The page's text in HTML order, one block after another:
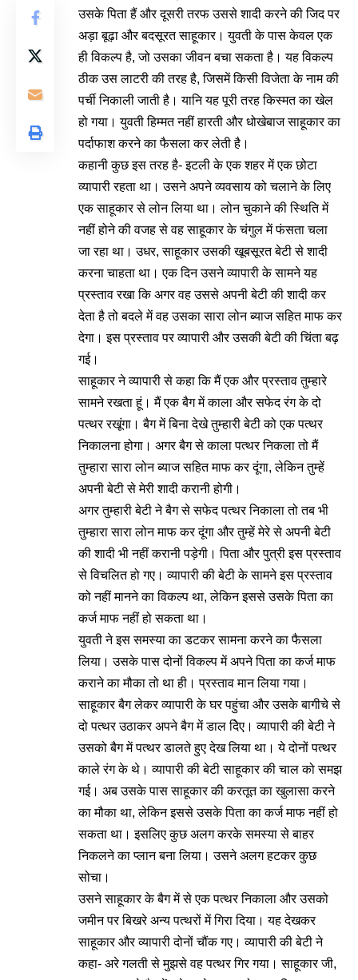
उसके पिता हैं और दूसरी तरफ उससे शादी करने की जिद पर
अड़ा बूढ़ा और बदसूरत साहूकार। युवती के पास केवल एक
ही विकल्प है, जो उसका जीवन बचा सकता है। यह विकल्प
ठीक उस लाटरी की तरह है, जिसमें किसी विजेता के नाम की
पर्ची निकाली जाती है। यानि यह पूरी तरह किस्मत का खेल
हो गया। युवती हिम्मत नहीं हारती और धोखेबाज साहूकार का
पर्दाफाश करने का फैसला कर लेती है।
कहानी कुछ इस तरह है- इटली के एक शहर में एक छोटा
व्यापारी रहता था। उसने अपने व्यवसाय को चलाने के लिए
एक साहूकार से लोन लिया था। लोन चुकाने की स्थिति में
नहीं होने की वजह से वह साहूकार के चंगुल में फंसता चला
जा रहा था। उधर, साहूकार उसकी खूबसूरत बेटी से शादी
करना चाहता था। एक दिन उसने व्यापारी के सामने यह
प्रस्ताव रखा कि अगर वह उससे अपनी बेटी की शादी कर
देता है तो बदले में वह उसका सारा लोन ब्याज सहित माफ कर
देगा। इस प्रस्ताव पर व्यापारी और उसकी बेटी की चिंता बढ़
गई।
साहूकार ने व्यापारी से कहा कि मैं एक और प्रस्ताव तुम्हारे
सामने रखता हूं। मैं एक बैग में काला और सफेद रंग के दो
पत्थर रखूंगा। बैग में बिना देखे तुम्हारी बेटी को एक पत्थर
निकालना होगा। अगर बैग से काला पत्थर निकला तो मैं
तुम्हारा सारा लोन ब्याज सहित माफ कर दूंगा, लेकिन तुम्हें
अपनी बेटी से मेरी शादी करानी होगी।
अगर तुम्हारी बेटी ने बैग से सफेद पत्थर निकाला तो तब भी
तुम्हारा सारा लोन माफ कर दूंगा और तुम्हें मेरे से अपनी बेटी
की शादी भी नहीं करानी पड़ेगी। पिता और पुत्री इस प्रस्ताव
से विचलित हो गए। व्यापारी की बेटी के सामने इस प्रस्ताव
को नहीं मानने का विकल्प था, लेकिन इससे उसके पिता का
कर्ज माफ नहीं हो सकता था।
युवती ने इस समस्या का डटकर सामना करने का फैसला
लिया। उसके पास दोनों विकल्प में अपने पिता का कर्ज माफ
कराने का मौका तो था ही। प्रस्ताव मान लिया गया।
साहूकार बैग लेकर व्यापारी के घर पहुंचा और उसके बागीचे से
दो पत्थर उठाकर अपने बैग में डाल दिेए। व्यापारी की बेटी ने
उसको बैग में पत्थर डालते हुए देख लिया था। ये दोनों पत्थर
काले रंग के थे। व्यापारी की बेटी साहूकार की चाल को समझ
गई। अब उसके पास साहूकार की करतूत का खुलासा करने
का मौका था, लेकिन इससे उसके पिता का कर्ज माफ नहीं हो
सकता था। इसलिए कुछ अलग करके समस्या से बाहर
निकलने का प्लान बना लिया। उसने अलग हटकर कुछ
सोचा।
उसने साहूकार के बैग में से एक पत्थर निकाला और उसको
जमीन पर बिखरे अन्य पत्थरों में गिरा दिया। यह देखकर
साहूकार और व्यापारी दोनों चौंक गए। व्यापारी की बेटी ने
कहा- अरे गलती से मुझसे वह पत्थर गिर गया। साहूकार जी,